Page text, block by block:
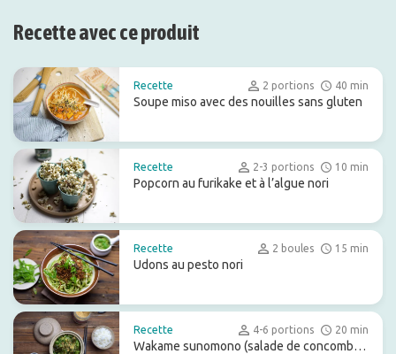
Recette avec ce produit
Recette 2 portions 40 min
Soupe miso avec des nouilles sans gluten
Recette 2-3 portions 10 min
Popcorn au furikake et à l’algue nori
Recette 2 boules 15 min
Udons au pesto nori
Recette 4-6 portions 20 min
Wakame sunomono (salade de concombre